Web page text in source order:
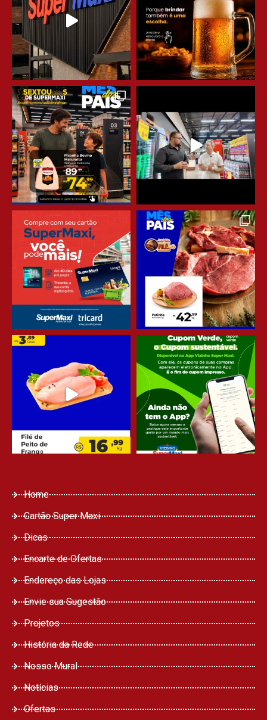
Home
Cartão Super Maxi
Dicas
Encarte de Ofertas
Endereço das Lojas
Envie sua Sugestão
Projetos
História da Rede
Nosso Mural
Notícias
Ofertas